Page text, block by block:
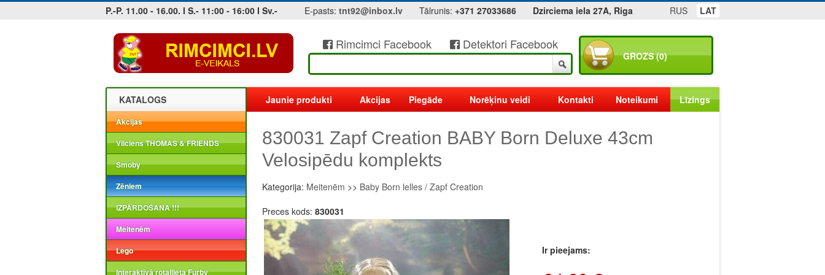
P.-P. 11.00 - 16.00. I S.- 11:00 - 16:00 I Sv.- E-pasts: tnt92@inbox.lv Tālrunis: +371 27033686 Dzirciema iela 27A, Riga LAT
RUS
Jobs at sea and maritime vacancies Rimcimci Facebook Detektori Facebook
GROZS (0)
KATALOGS
Akcijas
Vilciens THOMAS & FRIENDS
Smoby
Zēniem
IZPĀRDOŠANA !!!
Meitenēm
Lego
Interaktīvā rotaļlieta Furby
Jaunie produkti Akcijas Piegāde Norēķinu veidi Kontakti Noteikumi Līzings
830031 Zapf Creation BABY Born Deluxe 43cm
Velosipēdu komplekts
Kategorija: Meitenēm >> Baby Born lelles / Zapf Creation
Preces kods: 830031
Ir pieejams: